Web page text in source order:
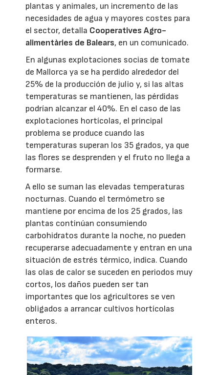
plantas y animales, un incremento de las
necesidades de agua y mayores costes para
el sector, detalla Cooperatives Agro-
alimentàries de Balears, en un comunicado.
En algunas explotaciones socias de tomate
de Mallorca ya se ha perdido alrededor del
25% de la producción de julio y, si las altas
temperaturas se mantienen, las pérdidas
podrían alcanzar el 40%. En el caso de las
explotaciones hortícolas, el principal
problema se produce cuando las
temperaturas superan los 35 grados, ya que
las flores se desprenden y el fruto no llega a
formarse.
A ello se suman las elevadas temperaturas
nocturnas. Cuando el termómetro se
mantiene por encima de los 25 grados, las
plantas continúan consumiendo
carbohidratos durante la noche, no pueden
recuperarse adecuadamente y entran en una
situación de estrés térmico, indica. Cuando
las olas de calor se suceden en periodos muy
cortos, los daños pueden ser tan
importantes que los agricultores se ven
obligados a arrancar cultivos hortícolas
enteros.